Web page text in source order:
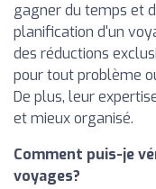
gagner du temps et
planification d'un
des réductions
pour tout problème
De plus, leur
et mieux organisé.
Comment puis-je
voyages?